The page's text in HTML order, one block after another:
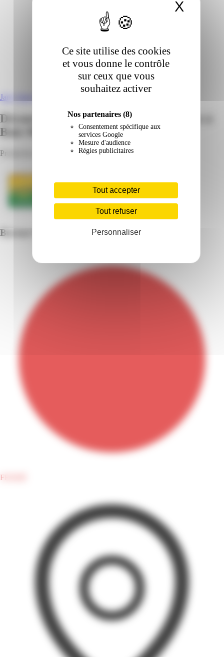
Ce site utilise des cookies
et vous donne le contrôle
sur ceux que vous
souhaitez activer
Nos partenaires (8)
Consentement spécifique aux
services Google
Mesure d'audience
Régies publicitaires
Tout accepter
Tout refuser
Personnaliser
X
Jarry Baie-Mahault
Découvrez les catalogues Bureau Vallée à
Baie-Mahault
Prospectus, horaires d'ouverture et adresse
Bureau Vallée | Jarry | Baie-Mahault
FERMÉ